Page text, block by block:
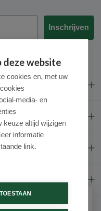
Inschrijven
deze website
cookies en, met uw
media- en
keuze altijd wijzigen
informatie
link.
nieuwsbrief